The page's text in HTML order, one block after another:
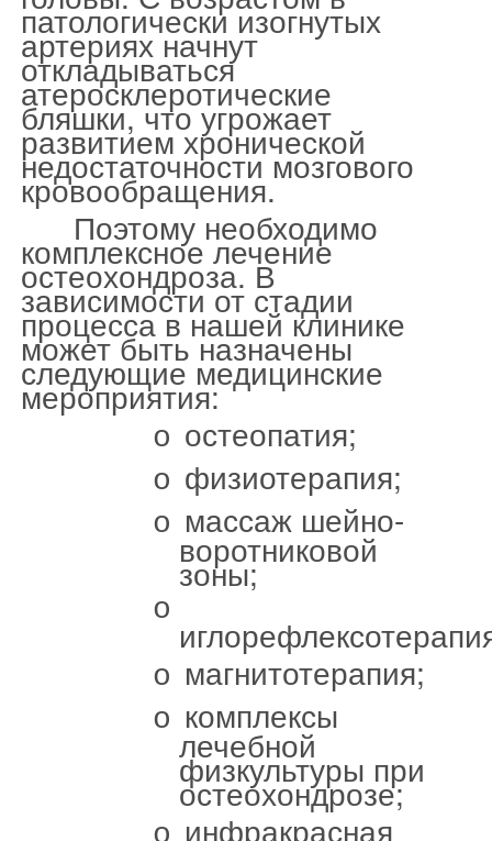
патологически изогнутых
артериях начнут
откладываться
атеросклеротические
бляшки, что угрожает
развитием хронической
недостаточности мозгового
кровообращения.
Поэтому необходимо
комплексное лечение
остеохондроза. В
зависимости от стадии
процесса в нашей клинике
может быть назначены
следующие медицинские
мероприятия:
o остеопатия;
o физиотерапия;
o массаж шейно-
воротниковой
зоны;
o
o магнитотерапия;
o комплексы
лечебной
физкультуры при
остеохондрозе;
инфракрасная